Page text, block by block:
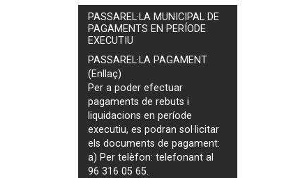
PASSAREL·LA MUNICIPAL DE
PAGAMENTS EN PERÍODE
EXECUTIU
PASSAREL·LA PAGAMENT
(Enllaç)
Per a poder efectuar
pagaments derebuts i
liquidacions en període
executiu, es podransol·licitar
els documents de pagament:
a) Per telèfon: telefonant al
96 316 05 65.